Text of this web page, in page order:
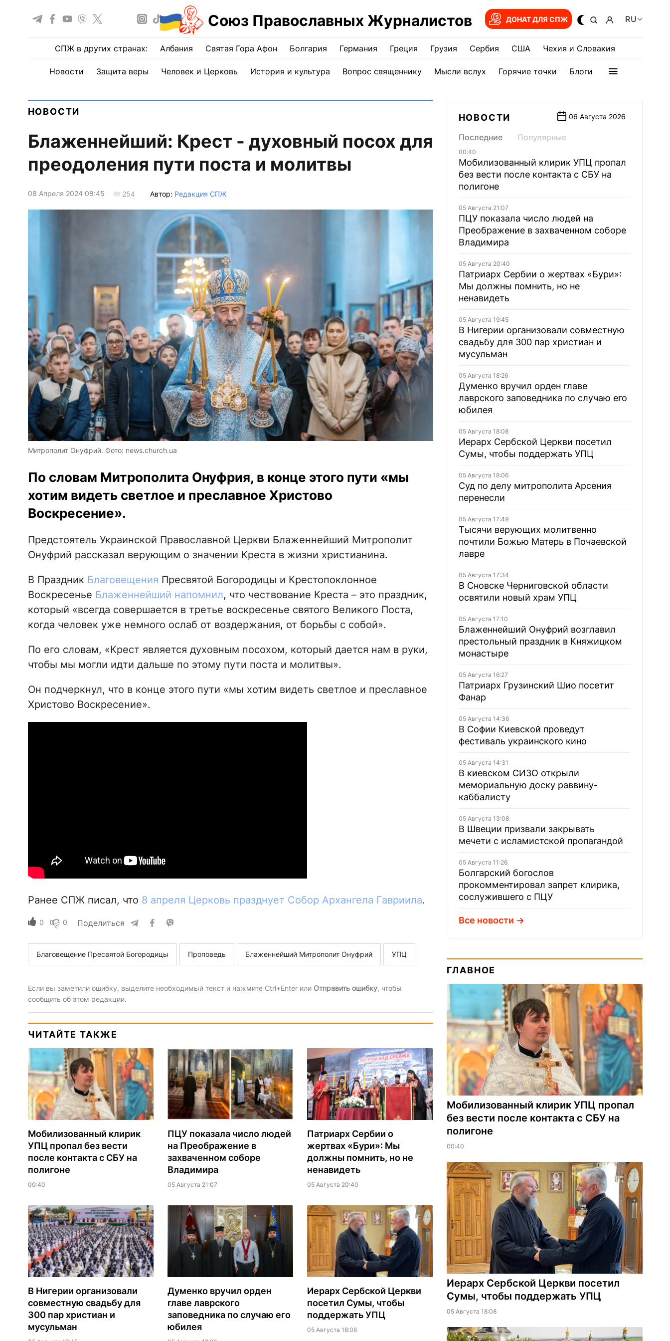
Союз Православных Журналистов ДОНАТ ДЛЯ СПЖ RU
СПЖ в других странах: Албания Святая Гора Афон Болгария Германия Греция Грузия Сербия США Чехия и Словакия
Новости Защита веры Человек и Церковь История и культура Вопрос священнику Мысли вслух Горячие точки Блоги
НОВОСТИ
Блаженнейший: Крест - духовный посох для
преодоления пути поста и молитвы
08 Апреля 2024 08:45 254 Автор: Редакция СПЖ
Митрополит Онуфрий. Фото: news.church.ua
По словам Митрополита Онуфрия, в конце этого пути «мы
хотим видеть светлое и преславное Христово
Воскресение».
Предстоятель Украинской Православной Церкви Блаженнейший Митрополит
Онуфрий рассказал верующим о значении Креста в жизни христианина.
В Праздник Благовещения Пресвятой Богородицы и Крестопоклонное
Воскресенье Блаженнейший напомнил, что чествование Креста – это праздник,
который «всегда совершается в третье воскресенье святого Великого Поста,
когда человек уже немного ослаб от воздержания, от борьбы с собой».
По его словам, «Крест является духовным посохом, который дается нам в руки,
чтобы мы могли идти дальше по этому пути поста и молитвы».
Он подчеркнул, что в конце этого пути «мы хотим видеть светлое и преславное
Христово Воскресение».
Ранее СПЖ писал, что 8 апреля Церковь празднует Собор Архангела Гавриила.
0 0 Поделиться
Благовещение Пресвятой Богородицы Проповедь Блаженнейший Митрополит Онуфрий УПЦ
Если вы заметили ошибку, выделите необходимый текст и нажмите Ctrl+Enter или Отправить ошибку, чтобы
сообщить об этом редакции.
ЧИТАЙТЕ ТАКЖЕ
Мобилизованный клирик
УПЦ пропал без вести
после контакта с СБУ на
полигоне
00:40
ПЦУ показала число людей
на Преображение в
захваченном соборе
Владимира
05 Августа 21:07
Патриарх Сербии о
жертвах «Бури»: Мы
должны помнить, но не
ненавидеть
05 Августа 20:40
В Нигерии организовали
совместную свадьбу для
300 пар христиан и
мусульман
Думенко вручил орден
главе лаврского
заповедника по случаю его
юбилея
Иерарх Сербской Церкви
посетил Сумы, чтобы
поддержать УПЦ
05 Августа 18:08
НОВОСТИ 06 Августа 2026
Последние Популярные
00:40
Мобилизованный клирик УПЦ пропал
без вести после контакта с СБУ на
полигоне
05 Августа 21:07
ПЦУ показала число людей на
Преображение в захваченном соборе
Владимира
05 Августа 20:40
Патриарх Сербии о жертвах «Бури»:
Мы должны помнить, но не
ненавидеть
05 Августа 19:45
В Нигерии организовали совместную
свадьбу для 300 пар христиан и
мусульман
05 Августа 18:26
Думенко вручил орден главе
лаврского заповедника по случаю его
юбилея
05 Августа 18:08
Иерарх Сербской Церкви посетил
Сумы, чтобы поддержать УПЦ
05 Августа 18:06
Суд по делу митрополита Арсения
перенесли
05 Августа 17:49
Тысячи верующих молитвенно
почтили Божью Матерь в Почаевской
лавре
05 Августа 17:34
В Сновске Черниговской области
освятили новый храм УПЦ
05 Августа 17:10
Блаженнейший Онуфрий возглавил
престольный праздник в Княжицком
монастыре
05 Августа 16:27
Патриарх Грузинский Шио посетит
Фанар
05 Августа 14:36
В Софии Киевской проведут
фестиваль украинского кино
05 Августа 14:31
В киевском СИЗО открыли
мемориальную доску раввину-
каббалисту
05 Августа 13:08
В Швеции призвали закрывать
мечети с исламистской пропагандой
05 Августа 11:26
Болгарский богослов
прокомментировал запрет клирика,
сослужившего с ПЦУ
Все новости
ГЛАВНОЕ
Мобилизованный клирик УПЦ пропал
без вести после контакта с СБУ на
полигоне
00:40
Иерарх Сербской Церкви посетил
Сумы, чтобы поддержать УПЦ
05 Августа 18:08